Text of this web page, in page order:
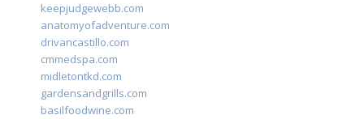
keepjudgewebb.com
anatomyofadventure.com
drivancastillo.com
cmmedspa.com
midletontkd.com
gardensandgrills.com
basilfoodwine.com